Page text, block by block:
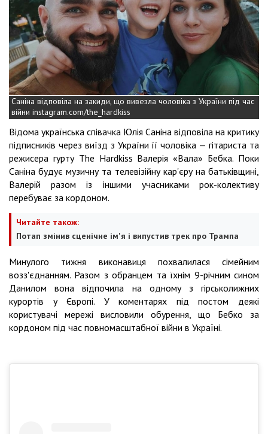
Саніна відповіла на закиди, що вивезла чоловіка з України під час
війни instagram.com/the_hardkiss
Відома українська співачка Юлія Саніна відповіла на критику
підписників через виїзд з України її чоловіка — гітариста та
режисера гурту The Hardkiss Валерія «Вала» Бебка. Поки
Саніна будує музичну та телевізійну кар'єру на батьківщині,
Валерій разом із іншими учасниками рок-колективу
перебуває за кордоном.
Читайте також:
Потап змінив сценічне ім'я і випустив трек про Трампа
Минулого тижня виконавиця похвалилася сімейним
возз'єднанням. Разом з обранцем та їхнім 9-річним сином
Данилом вона відпочила на одному з гірськолижних
курортів у Європі. У коментарях під постом деякі
користувачі мережі висловили обурення, що Бебко за
кордоном під час повномасштабної війни в Україні.